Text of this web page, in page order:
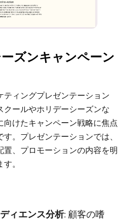
ズンキャンペーン
ティングプレゼンテーション
クールやホリデーシーズンな
向けたキャンペーン戦略に焦点
。プレゼンテーションでは、
置、プロモーションの内容を明
。
ィエンス分析: 顧客の嗜